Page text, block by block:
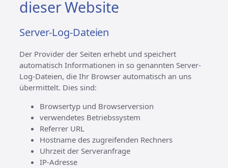
dieser Website
Server-Log-Dateien
Der Provider der Seiten erhebt und speichert
automatisch Informationen in so genannten Server-
Log-Dateien, die Ihr Browser automatisch an uns
übermittelt. Dies sind:
Browsertyp und Browserversion
verwendetes Betriebssystem
Referrer URL
Hostname des zugreifenden Rechners
Uhrzeit der Serveranfrage
IP-Adresse